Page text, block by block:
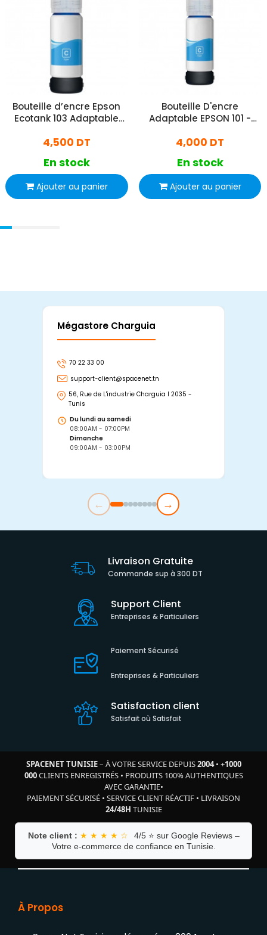
Bouteille d’encre Epson
Ecotank 103 Adaptable
4,500 DT
En stock
Ajouter au panier
Bouteille D'encre
Adaptable EPSON 101 -
4,000 DT
En stock
Ajouter au panier
Mégastore Charguia
70 22 33 00
support-client@spacenet.tn
56, Rue de L'industrie Charguia I 2035 -
Tunis
Du lundi au samedi
08:00AM - 07:00PM
Dimanche
09:00AM - 03:00PM
← →
Livraison Gratuite
Commande sup à 300 DT
Support Client
Entreprises & Particuliers
Paiement Sécurisé
Entreprises & Particuliers
Satisfaction client
Satisfait où Satisfait
SPACENET TUNISIE– À VOTRE SERVICE DEPUIS2004• +1000
000CLIENTS ENREGISTRÉS• PRODUITS 100% AUTHENTIQUES
AVEC GARANTIE•
PAIEMENT SÉCURISÉ • SERVICE CLIENT RÉACTIF • LIVRAISON
24/48H TUNISIE
Note client : ★ ★ ★ ★ ☆
4/5 ⭐ sur Google Reviews –
Votre e-commerce de confiance en Tunisie.
À Propos